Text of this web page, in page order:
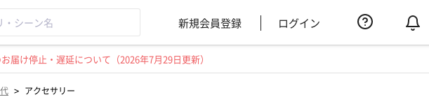
新規会員登録 ログイン
け停止・遅延について（2026年7月29日更新）
> アクセサリー